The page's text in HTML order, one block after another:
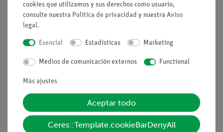
Contacto
Declaración de privacidad
Servicio
Resumen del servicio
Descargas
Catálogos
cookies que utilizamos y sus derechos como usuario,
consulte nuestra Política de privacidad y nuestra Aviso
legal.
Esencial Estadísticas Marketing
Medios de comunicación externos Functional
Más ajustes
Aceptar todo
Ceres::Template.cookieBarDenyAll